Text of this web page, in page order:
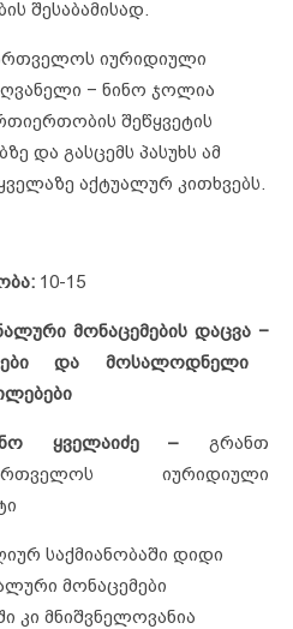
შესაბამისად.
იურიდიული
− ნინო ჯოლია
შეწყვეტის
და გასცემს პასუხს ამ
აქტუალურ კითხვებს.
: 10-15
მონაცემების დაცვა −
და მოსალოდნელი
ყველაიძე – გრანთ
იურიდიული
საქმიანობაში დიდი
მონაცემები
კი მნიშვნელოვანია